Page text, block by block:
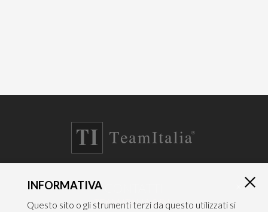
TEAM ITALIA S.R.L.
INFORMATIVA
Questo sito o gli strumenti terzi da questo utilizzati si